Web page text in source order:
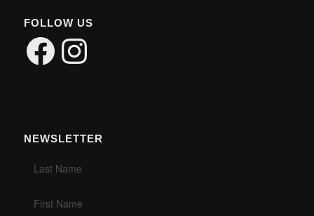
FOLLOW US
FacebookInstagram
NEWSLETTER